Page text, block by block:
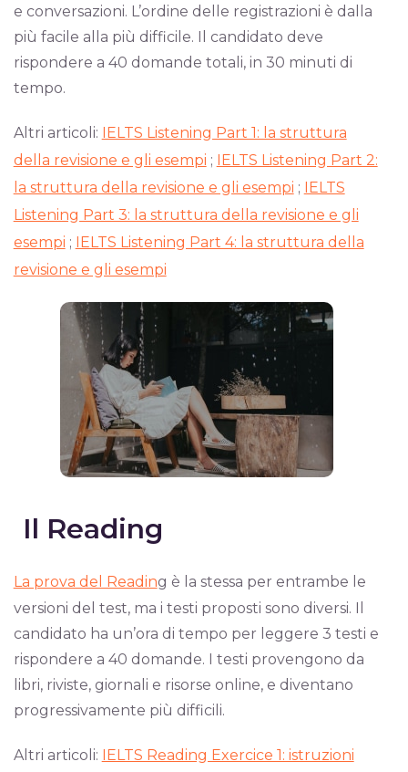
e conversazioni. L’ordine delle registrazioni è dalla
più facile alla più difficile. Il candidato deve
rispondere a 40 domande totali, in 30 minuti di
tempo.
Altri articoli: IELTS Listening Part 1: la struttura
della revisione e gli esempi ; IELTS Listening Part 2:
la struttura della revisione e gli esempi ; IELTS
Listening Part 3: la struttura della revisione e gli
esempi ; IELTS Listening Part 4: la struttura della
revisione e gli esempi
Il Reading
La prova del Reading è la stessa per entrambe le
versioni del test, ma i testi proposti sono diversi. Il
candidato ha un’ora di tempo per leggere 3 testi e
rispondere a 40 domande. I testi provengono da
libri, riviste, giornali e risorse online, e diventano
progressivamente più difficili.
Altri articoli: IELTS Reading Exercice 1: istruzioni